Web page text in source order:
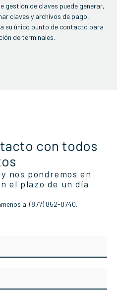
gestión de claves puede generar,
claves y archivos de pago,
su único punto de contacto para
de terminales.
con todos
nos pondremos en
el plazo de un día
al (877) 852-8740.